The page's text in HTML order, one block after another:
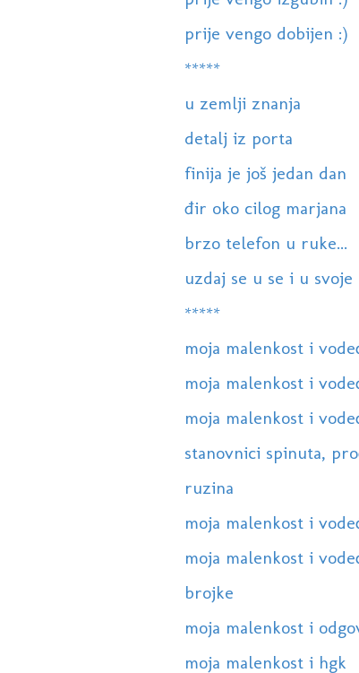
prije vengo dobijen :)
*****
u zemlji znanja
detalj iz porta
finija je još jedan dan
đir oko cilog marjana
brzo telefon u ruke...
uzdaj se u se i u svoje
*****
moja malenkost i
moja malenkost i
moja malenkost i
stanovnici spinuta,
ruzina
moja malenkost i
moja malenkost i
brojke
moja malenkost i
moja malenkost i hgk